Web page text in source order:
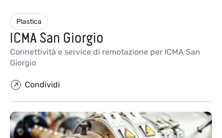
Plastica
ICMA San Giorgio
Connettività e service di remotazione per ICMA San
Giorgio
Condividi